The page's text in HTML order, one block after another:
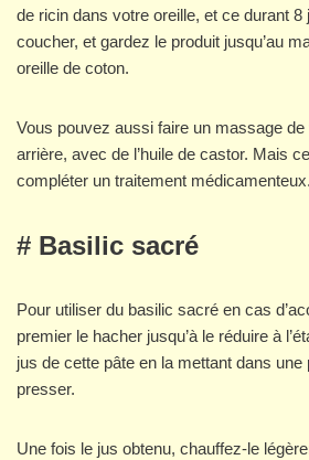
de ricin dans votre oreille, et ce durant
coucher, et gardez le produit jusqu’au
oreille de coton.
Vous pouvez aussi faire un massage de
arrière, avec de l’huile de castor. Mais
compléter un traitement médicamenteux.
# Basilic sacré
Pour utiliser du basilic sacré en cas
premier le hacher jusqu’à le réduire à
jus de cette pâte en la mettant dans une
presser.
Une fois le jus obtenu, chauffez-le